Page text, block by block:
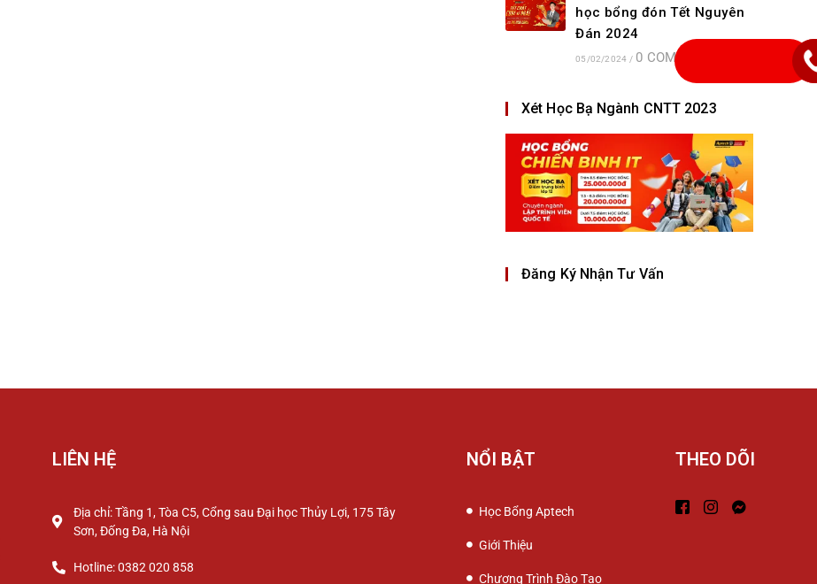
học bổng đón Tết Nguyên
Đán 2024
05/02/2024 / 0 COMMENTS
Xét Học Bạ Ngành CNTT 2023
Đăng Ký Nhận Tư Vấn
LIÊN HỆ
Địa chỉ: Tầng 1, Tòa C5, Cổng sau Đại học Thủy Lợi, 175 Tây
Sơn, Đống Đa, Hà Nội
Hotline: 0382 020 858
NỔI BẬT
Học Bổng Aptech
Giới Thiệu
Chương Trình Đào Tạo
THEO DÕI